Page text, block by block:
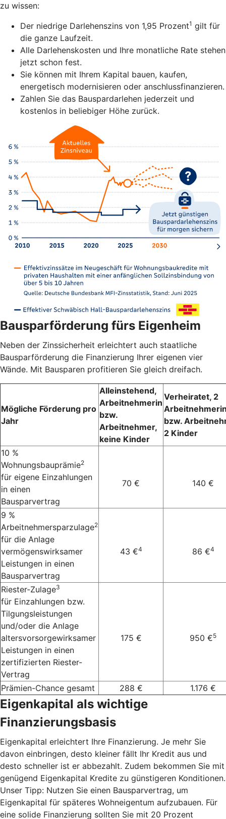
zu wissen:
Der niedrige Darlehenszins von 1,95 Prozent1 gilt für
die ganze Laufzeit.
Alle Darlehenskosten und Ihre monatliche Rate stehen
jetzt schon fest.
Sie können mit Ihrem Kapital bauen, kaufen,
energetisch modernisieren oder anschlussfinanzieren.
Zahlen Sie das Bauspardarlehen jederzeit und
kostenlos in beliebiger Höhe zurück.
Bausparförderung fürs Eigenheim
Neben der Zinssicherheit erleichtert auch staatliche
Bausparförderung die Finanzierung Ihrer eigenen vier
Wände. Mit Bausparen profitieren Sie gleich dreifach.
Mögliche Förderung pro
Jahr
Alleinstehend,
Arbeitnehmerin
bzw.
Arbeitnehmer,
keine Kinder
Verheiratet, 2
bzw.
2 Kinder
10 %
Wohnungsbauprämie2
für eigene Einzahlungen
in einen
Bausparvertrag
70 € 140 €
9 %
Arbeitnehmersparzulage2
für die Anlage
vermögenswirksamer
Leistungen in einen
Bausparvertrag
43 €4 86 €4
Riester-Zulage3
für Einzahlungen bzw.
Tilgungsleistungen
und/oder die Anlage
altersvorsorgewirksamer
Leistungen in einen
zertifizierten Riester-
Vertrag
175 € 950 €5
Prämien-Chance gesamt 288 € 1.176 €
Eigenkapital als wichtige
Finanzierungsbasis
Eigenkapital erleichtert Ihre Finanzierung. Je mehr Sie
davon einbringen, desto kleiner fällt Ihr Kredit aus und
desto schneller ist er abbezahlt. Zudem bekommen Sie mit
genügend Eigenkapital Kredite zu günstigeren Konditionen.
Unser Tipp: Nutzen Sie einen Bausparvertrag, um
Eigenkapital für späteres Wohneigentum aufzubauen. Für
eine solide Finanzierung sollten Sie mit 20 Prozent